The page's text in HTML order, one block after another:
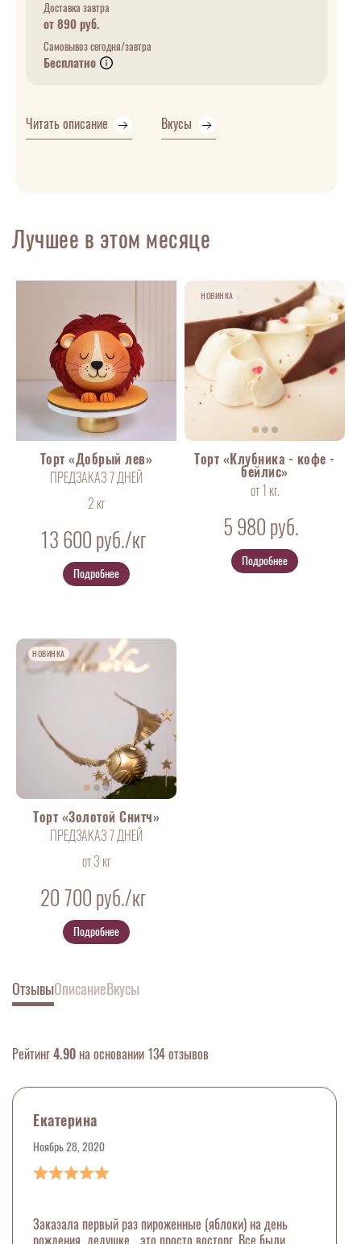
Доставка завтра
от 890 руб.
Самовывоз сегодня/завтра
Бесплатно
Читать описание Вкусы
Лучшее в этом месяце
Торт «Добрый лев»
ПРЕДЗАКАЗ 7 ДНЕЙ
2 кг
13 600 руб./кг
Подробнее
НОВИНКА
Торт «Клубника - кофе -
бейлис»
от 1 кг.
5 980 руб.
Подробнее
НОВИНКА
Торт «Золотой Снитч»
ПРЕДЗАКАЗ 7 ДНЕЙ
от 3 кг
20 700 руб./кг
Подробнее
ОтзывыОписаниеВкусы
Рейтинг4.90 на основании 134 отзывов
Екатерина
Ноябрь 28, 2020
Заказала первый раз пироженные (яблоки) на день
рождения дедушке ...это просто восторг. Все были